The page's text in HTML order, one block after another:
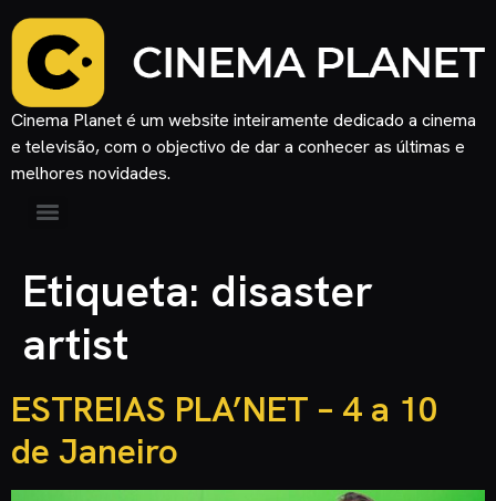
Cinema Planet é um website inteiramente dedicado a cinema
e televisão, com o objectivo de dar a conhecer as últimas e
melhores novidades.
Etiqueta: disaster
artist
ESTREIAS PLA’NET – 4 a 10
de Janeiro